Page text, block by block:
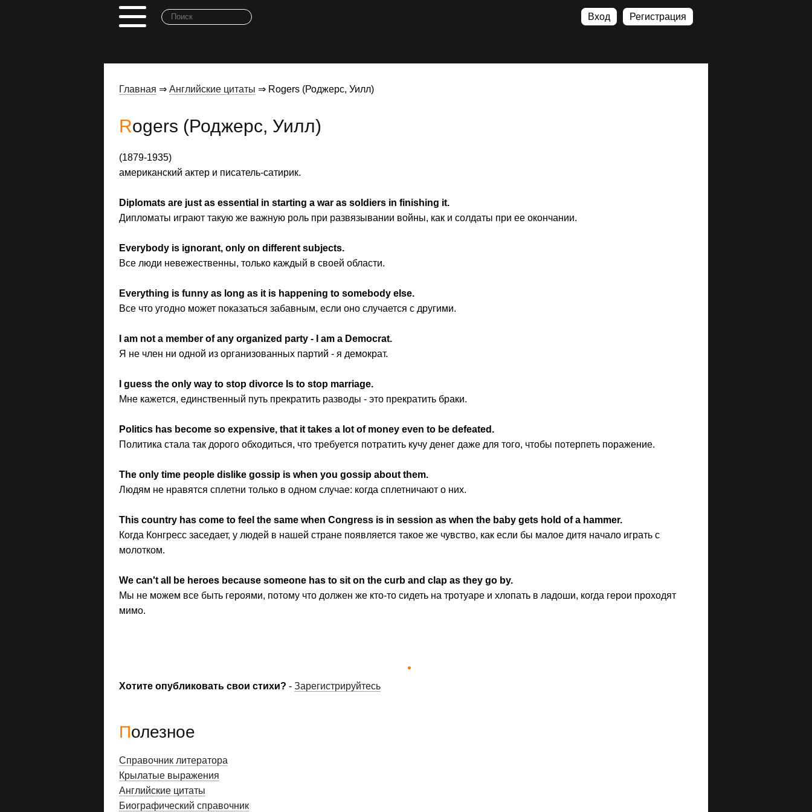
Вход Регистрация
Хотите опубликовать свои стихи? - Зарегистрируйтесь
Главная ⇒ Английские цитаты ⇒ Rogers (Роджерс, Уилл)
Rogers (Роджерс, Уилл)
(1879-1935)
американский актер и писатель-сатирик.
Diplomats are just as essential in starting a war as soldiers in finishing it.
Дипломаты играют такую же важную роль при развязывании войны, как и солдаты при ее окончании.
Everybody is ignorant, only on different subjects.
Все люди невежественны, только каждый в своей области.
Everything is funny as long as it is happening to somebody else.
Все что угодно может показаться забавным, если оно случается с другими.
I am not a member of any organized party - I am a Democrat.
Я не член ни одной из организованных партий - я демократ.
I guess the only way to stop divorce Is to stop marriage.
Мне кажется, единственный путь прекратить разводы - это прекратить браки.
Politics has become so expensive, that it takes a lot of money even to be defeated.
Политика стала так дорого обходиться, что требуется потратить кучу денег даже для того, чтобы потерпеть поражение.
The only time people dislike gossip is when you gossip about them.
Людям не нравятся сплетни только в одном случае: когда сплетничают о них.
This country has come to feel the same when Congress is in session as when the baby gets hold of a hammer.
Когда Конгресс заседает, у людей в нашей стране появляется такое же чувство, как если бы малое дитя начало играть с
молотком.
We can't all be heroes because someone has to sit on the curb and clap as they go by.
Мы не можем все быть героями, потому что должен же кто-то сидеть на тротуаре и хлопать в ладоши, когда герои проходят
мимо.
Полезное
Справочник литератора
Крылатые выражения
Английские цитаты
Биографический справочник